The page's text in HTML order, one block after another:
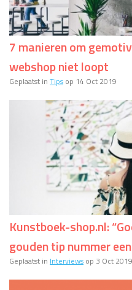
7 manieren om
webshop niet loopt
Geplaatst in Tips op 14 Oct 2019
Kunstboek-shop.nl:
gouden tip nummer een
Geplaatst in Interviews op 3 Oct 2019